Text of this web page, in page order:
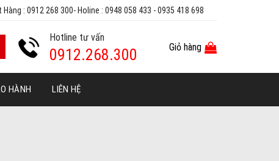
Hàng : 0912 268 300- Holine : 0948 058 433 - 0935 418 698
Hotline tư vấn
0912.268.300 Giỏ hàng
HÀNH LIÊN HỆ